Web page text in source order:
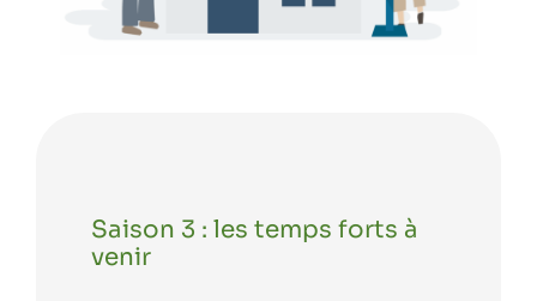
Saison 3 : les temps forts à
venir